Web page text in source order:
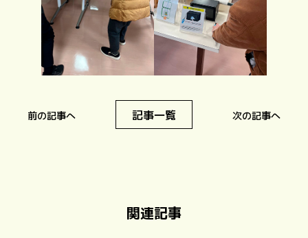
前の記事へ 記事一覧 次の記事へ
関連記事